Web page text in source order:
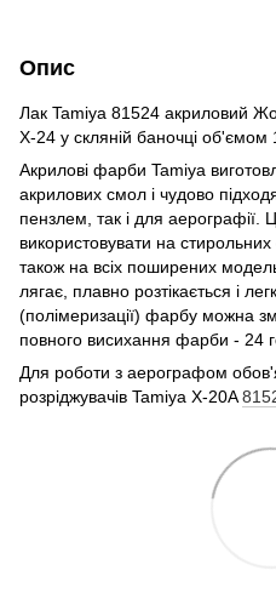
Опис
Лак Tamiya 81524 акриловий
X-24 у скляній баночці об'ємом
Акрилові фарби Tamiya
акрилових смол і чудово
пензлем, так і для аерографії.
використовувати на
також на всіх поширених
лягає, плавно розтікається і
(полімеризації) фарбу можна
повного висихання фарби - 24
Для роботи з аерографом
розріджувачів Tamiya X-20A